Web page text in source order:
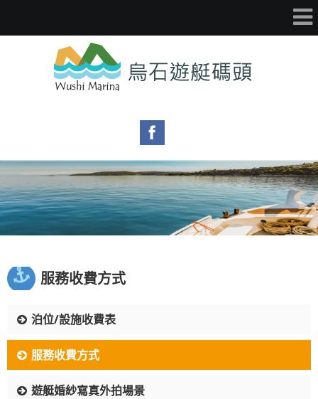
服務收費方式
泊位/設施收費表
服務收費方式
遊艇婚紗寫真外拍場景